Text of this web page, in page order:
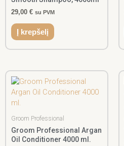
29,00 € su PVM
Į krepšelį
Groom Professional
Groom Professional Argan
Oil Conditioner 4000 ml.